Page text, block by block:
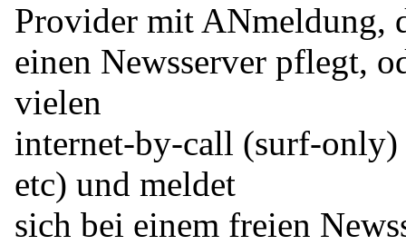
Provider mit ANmeldung,
einen Newsserver pflegt,
vielen
internet-by-call (surf-
etc) und meldet
sich bei einem freien